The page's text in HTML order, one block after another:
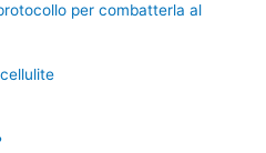
per combatterla al